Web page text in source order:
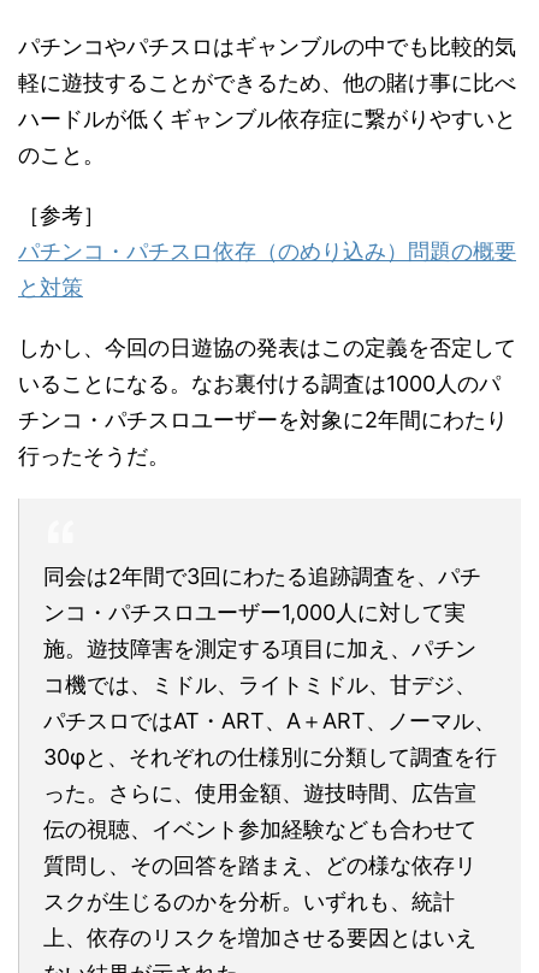
パチンコやパチスロはギャンブルの中でも比較的気
軽に遊技することができるため、他の賭け事に比べ
ハードルが低くギャンブル依存症に繋がりやすいと
のこと。
［参考］
パチンコ・パチスロ依存（のめり込み）問題の概要
と対策
しかし、今回の日遊協の発表はこの定義を否定して
いることになる。なお裏付ける調査は1000人のパ
チンコ・パチスロユーザーを対象に2年間にわたり
行ったそうだ。
同会は2年間で3回にわたる追跡調査を、パチ
ンコ・パチスロユーザー1,000人に対して実
施。遊技障害を測定する項目に加え、パチン
コ機では、ミドル、ライトミドル、甘デジ、
パチスロではAT・ART、A＋ART、ノーマル、
30φと、それぞれの仕様別に分類して調査を行
った。さらに、使用金額、遊技時間、広告宣
伝の視聴、イベント参加経験なども合わせて
質問し、その回答を踏まえ、どの様な依存リ
スクが生じるのかを分析。いずれも、統計
上、依存のリスクを増加させる要因とはいえ